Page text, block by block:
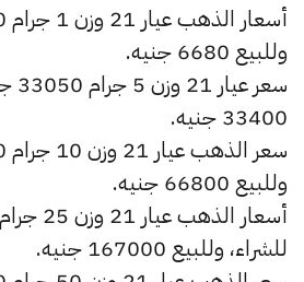
وللبيع 6680 جنيه.
33400 جنيه.
وللبيع 66800 جنيه.
للشراء، وللبيع 167000 جنيه.